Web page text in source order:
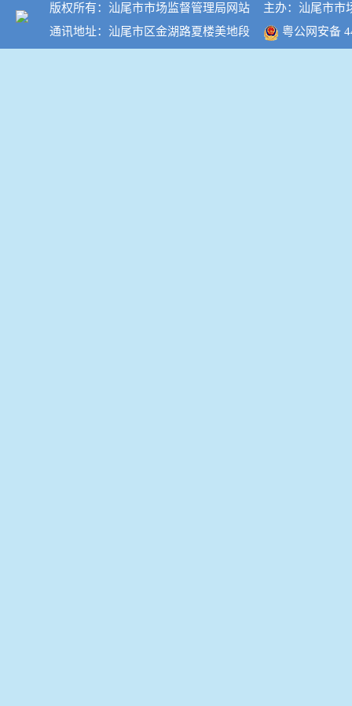
版权所有：汕尾市市场监督管理局网站
主办：汕尾市市
通讯地址：汕尾市区金湖路夏楼美地段
粤公网安备